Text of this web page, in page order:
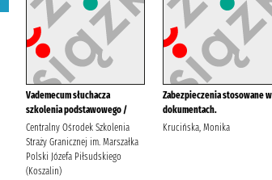
Vademecum słuchacza
szkolenia podstawowego /
Centralny Ośrodek Szkolenia
Straży Granicznej im. Marszałka
Polski Józefa Piłsudskiego
(Koszalin)
Zabezpieczenia stosowane w
dokumentach.
Krucińska, Monika